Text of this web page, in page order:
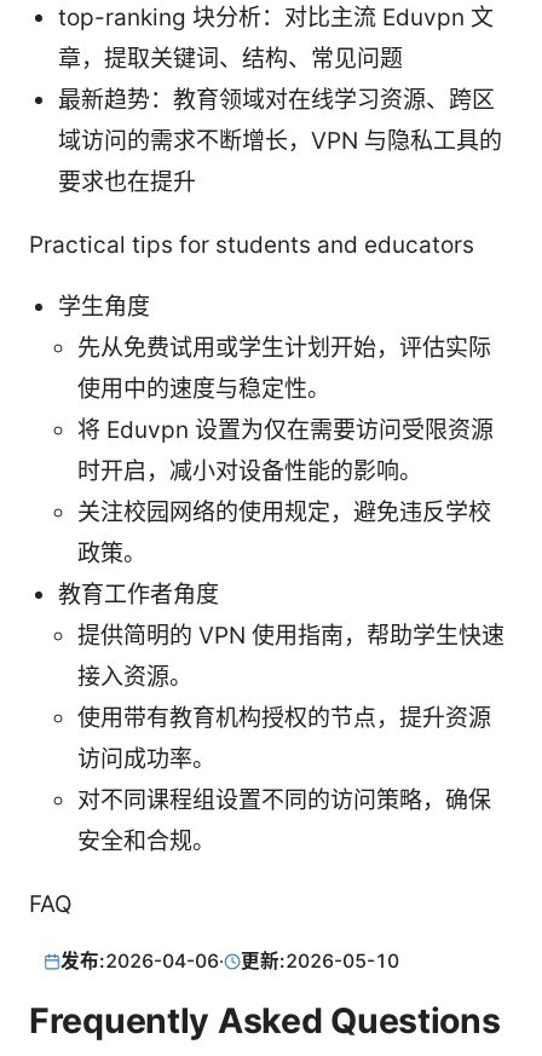
top-ranking 块分析：对比主流 Eduvpn 文
章，提取关键词、结构、常见问题
最新趋势：教育领域对在线学习资源、跨区
域访问的需求不断增长，VPN 与隐私工具的
要求也在提升
Practical tips for students and educators
学生角度
先从免费试用或学生计划开始，评估实际
使用中的速度与稳定性。
将 Eduvpn 设置为仅在需要访问受限资源
时开启，减小对设备性能的影响。
关注校园网络的使用规定，避免违反学校
政策。
教育工作者角度
提供简明的 VPN 使用指南，帮助学生快速
接入资源。
使用带有教育机构授权的节点，提升资源
访问成功率。
对不同课程组设置不同的访问策略，确保
安全和合规。
FAQ
发布:2026-04-06· 更新:2026-05-10
Frequently Asked Questions